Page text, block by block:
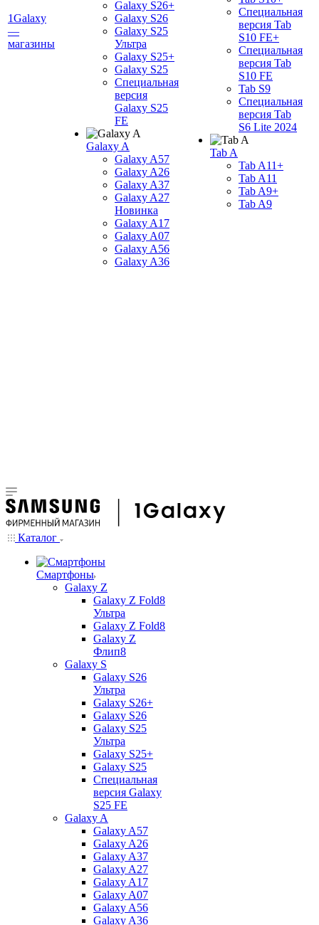
1Galaxy
—
магазины
Galaxy S26+
Galaxy S26
Galaxy S25
Ультра
Galaxy S25+
Galaxy S25
Специальная
версия
Galaxy S25
FE
Galaxy A
Galaxy A57
Galaxy A26
Galaxy A37
Galaxy A27
Новинка
Galaxy A17
Galaxy A07
Galaxy A56
Galaxy A36
Специальная
версия Tab
S10 FE+
Специальная
версия Tab
S10 FE
Tab S9
Специальная
версия Tab
S6 Lite 2024
Tab A
Tab A11+
Tab A11
Tab A9+
Tab A9
Каталог
Смартфоны
Galaxy Z
Galaxy Z Fold8
Ультра
Galaxy Z Fold8
Galaxy Z
Флип8
Galaxy S
Galaxy S26
Ультра
Galaxy S26+
Galaxy S26
Galaxy S25
Ультра
Galaxy S25+
Galaxy S25
Специальная
версия Galaxy
S25 FE
Galaxy A
Galaxy A57
Galaxy A26
Galaxy A37
Galaxy A27
Galaxy A17
Galaxy A07
Galaxy A56
Galaxy A36